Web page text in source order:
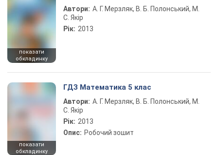
показати
обкладинку
Автори: А. Г. Мерзляк, В. Б. Полонський, М.
С. Якір
Рік: 2013
показати
обкладинку
ГДЗ Математика 5 клас
Автори: А. Г. Мерзляк, В. Б. Полонський, М.
С. Якір
Рік: 2013
Опис: Робочий зошит